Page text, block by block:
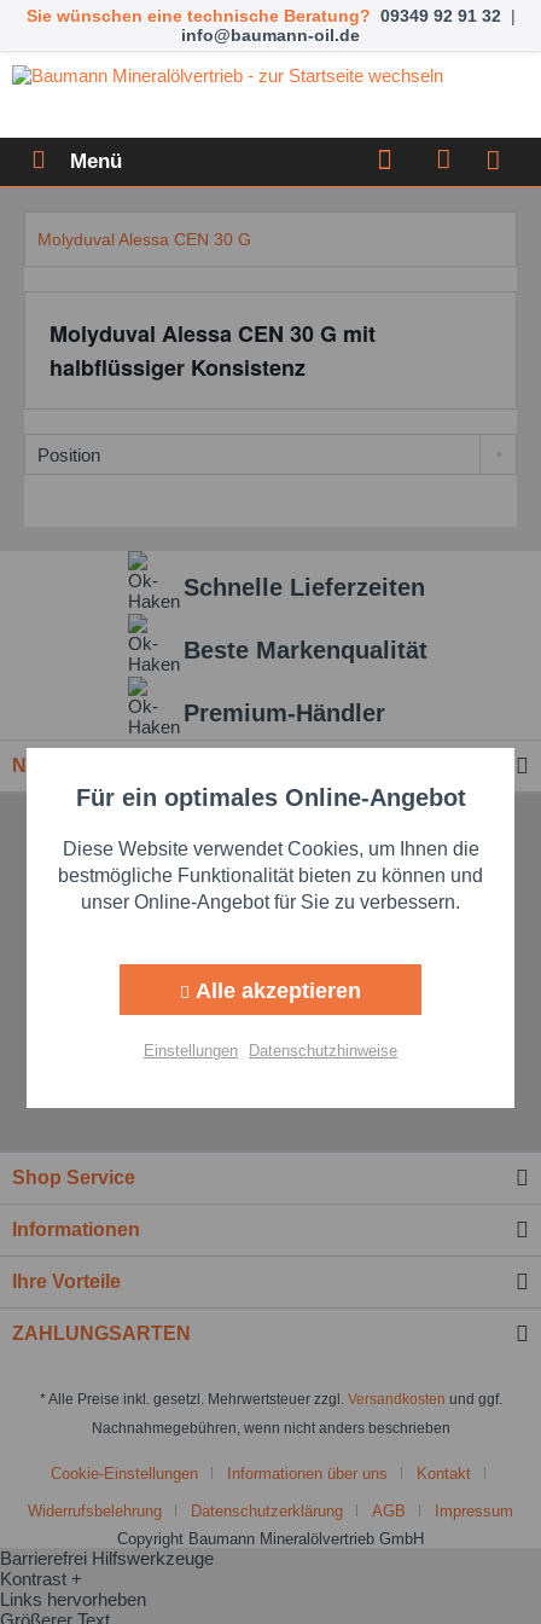
Sie wünschen eine technische Beratung? 09349 92 91 32 |
info@baumann-oil.de
Menü
Molyduval Alessa CEN 30 G
Molyduval Alessa CEN 30 G mit
halbflüssiger Konsistenz
Schnelle Lieferzeiten
Beste Markenqualität
Premium-Händler
Newsletter
TELEFONISCHE UNTERSTÜTZUNG
UND BERATUNG
Shop Service
Informationen
Ihre Vorteile
ZAHLUNGSARTEN
* Alle Preise inkl. gesetzl. Mehrwertsteuer zzgl. Versandkosten und ggf.
Nachnahmegebühren, wenn nicht anders beschrieben
Cookie-Einstellungen Informationen über uns Kontakt
Widerrufsbelehrung Datenschutzerklärung AGB
Impressum
Copyright Baumann Mineralölvertrieb GmbH
Funktionale Aktiv
Marketing Aktiv
Personalisierung Aktiv
Für ein optimales Online-Angebot
Diese Website verwendet Cookies, um Ihnen die
bestmögliche Funktionalität bieten zu können und
unser Online-Angebot für Sie zu verbessern.
Alle akzeptieren
Einstellungen Datenschutzhinweise
Barrierefrei Hilfswerkzeuge
Kontrast +
Links hervorheben